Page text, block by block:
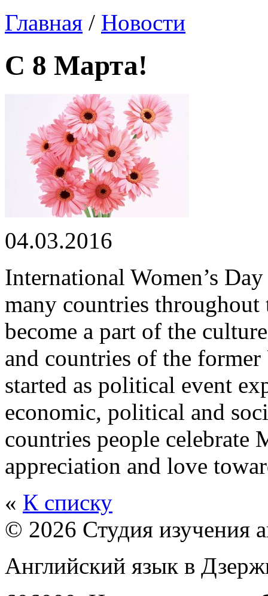
Главная / Новоcти
С 8 Марта!
04.03.2016
International Women’s
many countries
becоme a part of the
and countries of the
started as political event
economic, political and
countries people celebrate
appreciation and love
« К списку
© 2026 Студия изучения
Английский язык в